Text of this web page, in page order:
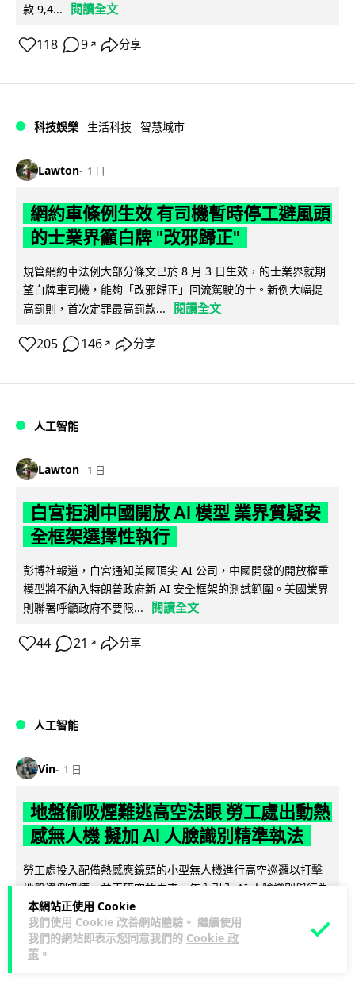
本網站正使用 Cookie
我們使用 Cookie 改善網站體驗。 繼續使用
我們的網站即表示您同意我們的 Cookie 政
策 。
款 9,4...
閱讀全文
118 9 ↗ 分享
科技娛樂 生活科技 智慧城市
Lawton 1 日
網約車條例生效 有司機暫時停工避風頭
的士業界籲白牌 "改邪歸正"
規管網約車法例大部分條文已於 8 月 3 日生效，的士業界就期
望白牌車司機，能夠「改邪歸正」回流駕駛的士。新例大幅提
高罰則，首次定罪最高罰款...
閱讀全文
205 146 ↗ 分享
人工智能
Lawton 1 日
白宮拒測中國開放 AI 模型 業界質疑安
全框架選擇性執行
彭博社報道，白宮通知美國頂尖 AI 公司，中國開發的開放權重
模型將不納入特朗普政府新 AI 安全框架的測試範圍。美國業界
則聯署呼籲政府不要限...
閱讀全文
44 21 ↗ 分享
人工智能
Vin 1 日
地盤偷吸煙難逃高空法眼 勞工處出動熱
感無人機 擬加 AI 人臉識別精準執法
勞工處投入配備熱感應鏡頭的小型無人機進行高空巡邏以打擊
地盤違例吸煙，並正研究於未來一年內引入 AI 人臉識別與行為
分析功能，結合三大技術進一...
246 56 ↗ 分享